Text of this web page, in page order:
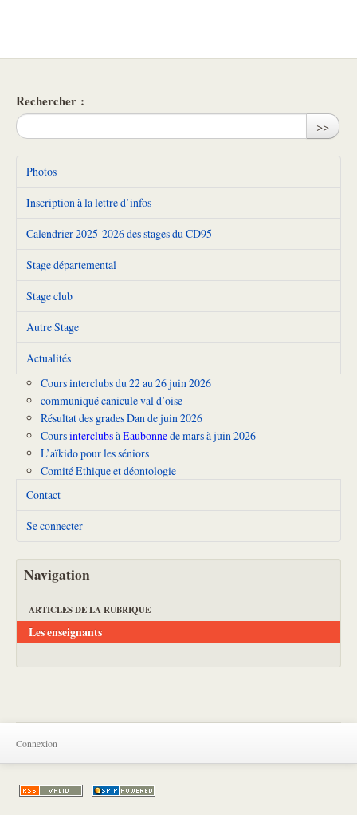
Rechercher :
>>
Photos
Inscription à la lettre d’infos
Calendrier 2025-2026 des stages du CD95
Stage départemental
Stage club
Autre Stage
Actualités
Cours interclubs du 22 au 26 juin 2026
communiqué canicule val d’oise
Résultat des grades Dan de juin 2026
CoursinterclubsàEaubonnede mars à juin 2026
L’aïkido pour les séniors
Comité Ethique et déontologie
Contact
Se connecter
Navigation
ARTICLES DE LA RUBRIQUE
Les enseignants
Connexion